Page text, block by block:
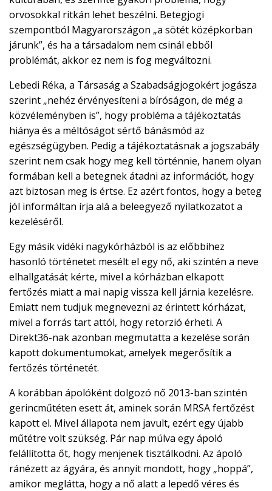
orvosokkal ritkán lehet beszélni. Betegjogi
szempontból Magyarországon „a sötét középkorban
járunk”, és ha a társadalom nem csinál ebből
problémát, akkor ez nem is fog megváltozni.
Lebedi Réka, a Társaság a Szabadságjogokért jogásza
szerint „nehéz érvényesíteni a bíróságon, de még a
közvéleményben is”, hogy probléma a tájékoztatás
hiánya és a méltóságot sértő bánásmód az
egészségügyben. Pedig a tájékoztatásnak a jogszabály
szerint nem csak hogy meg kell történnie, hanem olyan
formában kell a betegnek átadni az információt, hogy
azt biztosan meg is értse. Ez azért fontos, hogy a beteg
jól informáltan írja alá a beleegyező nyilatkozatot a
kezeléséről.
Egy másik vidéki nagykórházból is az előbbihez
hasonló történetet mesélt el egy nő, aki szintén a neve
elhallgatását kérte, mivel a kórházban elkapott
fertőzés miatt a mai napig vissza kell járnia kezelésre.
Emiatt nem tudjuk megnevezni az érintett kórházat,
mivel a forrás tart attól, hogy retorzió érheti. A
Direkt36-nak azonban megmutatta a kezelése során
kapott dokumentumokat, amelyek megerősítik a
fertőzés történetét.
A korábban ápolóként dolgozó nő 2013-ban szintén
gerincműtéten esett át, aminek során MRSA fertőzést
kapott el. Mivel állapota nem javult, ezért egy újabb
műtétre volt szükség. Pár nap múlva egy ápoló
felállította őt, hogy menjenek tisztálkodni. Az ápoló
ránézett az ágyára, és annyit mondott, hogy „hoppá”,
amikor meglátta, hogy a nő alatt a lepedő véres és